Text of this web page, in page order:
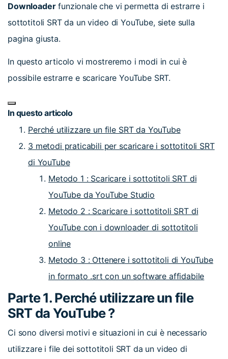
Downloader funzionale che vi permetta di estrarre i
sottotitoli SRT da un video di YouTube, siete sulla
pagina giusta.
In questo articolo vi mostreremo i modi in cui è
possibile estrarre e scaricare YouTube SRT.
In questo articolo
Perché utilizzare un file SRT da YouTube
3 metodi praticabili per scaricare i sottotitoli SRT
di YouTube
Metodo 1 : Scaricare i sottotitoli SRT di
YouTube da YouTube Studio
Metodo 2 : Scaricare i sottotitoli SRT di
YouTube con i downloader di sottotitoli
online
Metodo 3 : Ottenere i sottotitoli di YouTube
in formato .srt con un software affidabile
Parte 1. Perché utilizzare un file
SRT da YouTube ?
Ci sono diversi motivi e situazioni in cui è necessario
utilizzare i file dei sottotitoli SRT da un video di